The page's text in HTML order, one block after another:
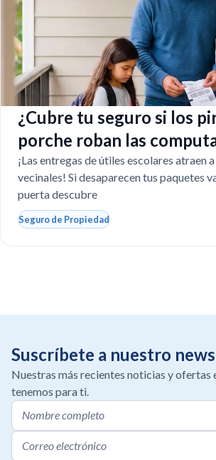
¿Cubre tu seguro si los
porche roban las
escolares?
¡Las entregas de útiles escolares atraen
vecinales! Si desaparecen tus paquetes
puerta descubre
Seguro de Propiedad
Suscríbete a nuestro
Nuestras más recientes noticias y ofertas
tenemos para ti.